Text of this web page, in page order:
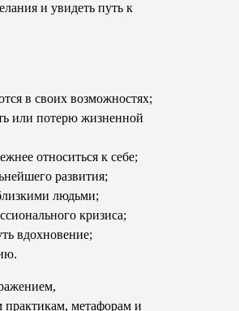
и увидеть путь к
в своих возможностях;
или потерю жизненной
относиться к себе;
развития;
людьми;
кризиса;
вдохновение;
практикам, метафорам и